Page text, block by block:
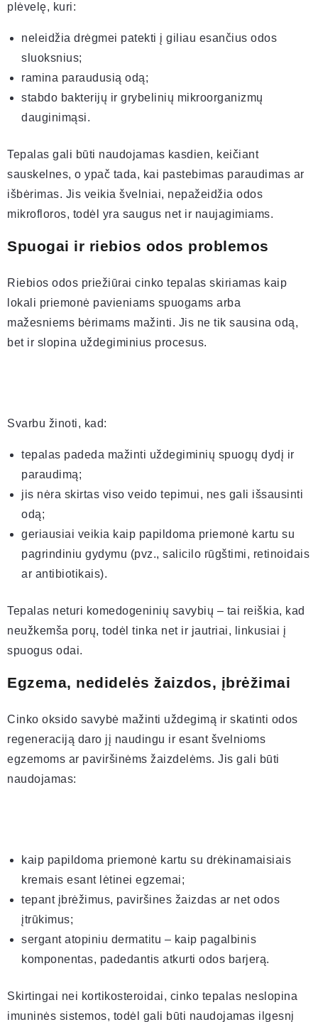
plėvelę, kuri:
neleidžia drėgmei patekti į giliau esančius odos
sluoksnius;
ramina paraudusią odą;
stabdo bakterijų ir grybelinių mikroorganizmų
dauginimąsi.
Tepalas gali būti naudojamas kasdien, keičiant
sauskelnes, o ypač tada, kai pastebimas paraudimas ar
išbėrimas. Jis veikia švelniai, nepažeidžia odos
mikrofloros, todėl yra saugus net ir naujagimiams.
Spuogai ir riebios odos problemos
Riebios odos priežiūrai cinko tepalas skiriamas kaip
lokali priemonė pavieniams spuogams arba
mažesniems bėrimams mažinti. Jis ne tik sausina odą,
bet ir slopina uždegiminius procesus.
Svarbu žinoti, kad:
tepalas padeda mažinti uždegiminių spuogų dydį ir
paraudimą;
jis nėra skirtas viso veido tepimui, nes gali išsausinti
odą;
geriausiai veikia kaip papildoma priemonė kartu su
pagrindiniu gydymu (pvz., salicilo rūgštimi, retinoidais
ar antibiotikais).
Tepalas neturi komedogeninių savybių – tai reiškia, kad
neužkemša porų, todėl tinka net ir jautriai, linkusiai į
spuogus odai.
Egzema, nedidelės žaizdos, įbrėžimai
Cinko oksido savybė mažinti uždegimą ir skatinti odos
regeneraciją daro jį naudingu ir esant švelnioms
egzemoms ar paviršinėms žaizdelėms. Jis gali būti
naudojamas:
kaip papildoma priemonė kartu su drėkinamaisiais
kremais esant lėtinei egzemai;
tepant įbrėžimus, paviršines žaizdas ar net odos
įtrūkimus;
sergant atopiniu dermatitu – kaip pagalbinis
komponentas, padedantis atkurti odos barjerą.
Skirtingai nei kortikosteroidai, cinko tepalas neslopina
imuninės sistemos, todėl gali būti naudojamas ilgesnį